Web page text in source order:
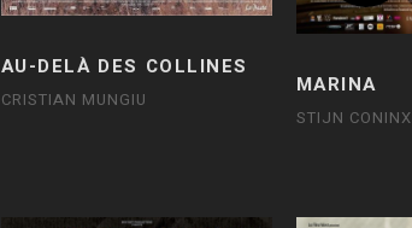
AU-DELÀ DES COLLINES
CRISTIAN MUNGIU
MARINA
STIJN CONINX